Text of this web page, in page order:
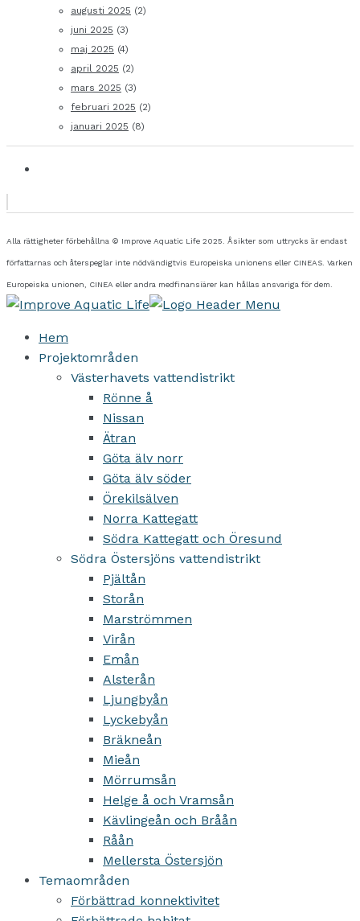
augusti 2025 (2)
juni 2025 (3)
maj 2025 (4)
april 2025 (2)
mars 2025 (3)
februari 2025 (2)
januari 2025 (8)
Alla rättigheter förbehållna © Improve Aquatic Life 2025. Åsikter som uttrycks är endast
författarnas och återspeglar inte nödvändigtvis Europeiska unionens eller CINEAS. Varken
Europeiska unionen, CINEA eller andra medfinansiärer kan hållas ansvariga för dem.
Hem
Projektområden
Västerhavets vattendistrikt
Rönne å
Nissan
Ätran
Göta älv norr
Göta älv söder
Örekilsälven
Norra Kattegatt
Södra Kattegatt och Öresund
Södra Östersjöns vattendistrikt
Pjältån
Storån
Marströmmen
Virån
Emån
Alsterån
Ljungbyån
Lyckebyån
Bräkneån
Mieån
Mörrumsån
Helge å och Vramsån
Kävlingeån och Bråån
Råån
Mellersta Östersjön
Temaområden
Förbättrad konnektivitet